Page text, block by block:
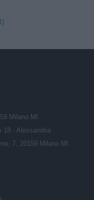
Milano MI
18 - Alessandria
7, 20159 Milano MI